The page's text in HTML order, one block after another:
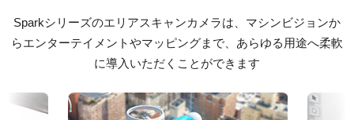
カラー／モノクロ
モノクロ
規格
証明書類
CE Certificate - SP-45001M-CXP4-F
RoHS Declaration - SP-45001M-CXP4-F
ご注文の際にはBもしくはFをご指定ください。
定格出力電圧：DC+12V
入力電源電圧：AC100V-240V (1次側ケーブルは100V専用)
Sparkシリーズのエリアスキャンカメラは、マシンビジョンか
らエンターテイメントやマッピングまで、あらゆる用途へ柔軟
に導入いただくことができます